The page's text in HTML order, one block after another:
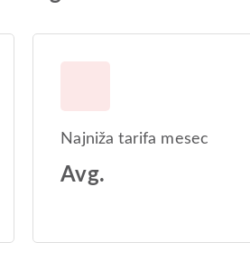
Najniža tarifa mesec
Avg.